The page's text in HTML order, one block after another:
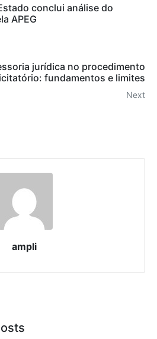
conclui análise do
APEG
jurídica no procedimento
fundamentos e limites
Next
ampli